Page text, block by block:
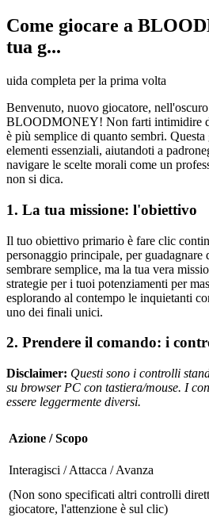
Come giocare a
tua g...
uida completa per la prima volta
Benvenuto, nuovo giocatore,
BLOODMONEY! Non farti intimidire
è più semplice di quanto sembri.
elementi essenziali, aiutandoti a
navigare le scelte morali come un
non si dica.
1. La tua missione: l'obiettivo
Il tuo obiettivo primario è fare clic
personaggio principale, per guadagnare
sembrare semplice, ma la tua vera
strategie per i tuoi potenziamenti per
esplorando al contempo le inquietanti
uno dei finali unici.
2. Prendere il comando: i
Disclaimer: Questi sono i controlli
su browser PC con tastiera/mouse. I
essere leggermente diversi.
Azione / Scopo
Interagisci / Attacca / Avanza
(Non sono specificati altri controlli
giocatore, l'attenzione è sul clic)